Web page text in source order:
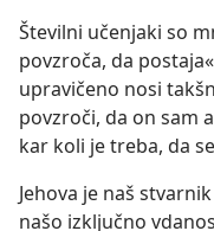
Številni učenjaki so
povzroča, da
upravičeno nosi
povzroči, da on sam
kar koli je treba, da
Jehova je naš
našo izključno